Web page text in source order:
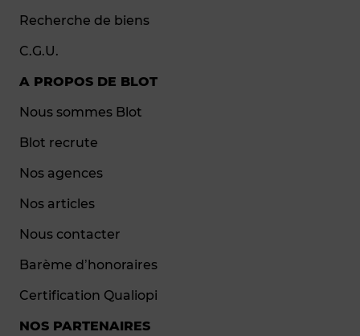
Recherche de biens
C.G.U.
A PROPOS DE BLOT
Nous sommes Blot
Blot recrute
Nos agences
Nos articles
Nous contacter
Barème d’honoraires
Certification Qualiopi
NOS PARTENAIRES